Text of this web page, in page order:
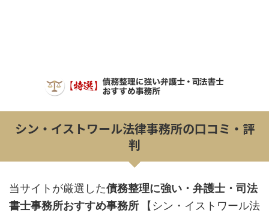
シン・イストワール法律事務所の口コミ・評
判
当サイトが厳選した債務整理に強い・弁護士・司法
書士事務所おすすめ事務所
【シン・イストワール法